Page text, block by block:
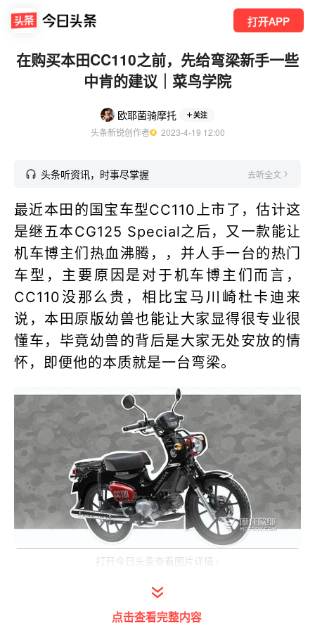
打开APP
在购买本田CC110之前，先给弯梁新手一些
中肯的建议｜菜鸟学院
欧耶菌骑摩托 关注
头条新锐创作者
  2023-4-19 12:00
头条听资讯，时事尽掌握 去听全文
最近本田的国宝车型CC110上市了，估计这
是继五本CG125 Special之后，又一款能让
机车博主们热血沸腾，，并人手一台的热门
车型，主要原因是对于机车博主们而言，
CC110没那么贵，相比宝马川崎杜卡迪来
说，本田原版幼兽也能让大家显得很专业很
懂车，毕竟幼兽的背后是大家无处安放的情
怀，即便他的本质就是一台弯梁。
打开今日头条查看图片详情
虽然弯梁摩托并不贵，3000~4000元的新
车比比皆是，可这种车型还是有相当一部分
点击查看完整内容